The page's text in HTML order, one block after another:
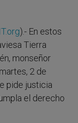
).- En estos
Tierra
monseñor
2 de
pide justicia
el derecho